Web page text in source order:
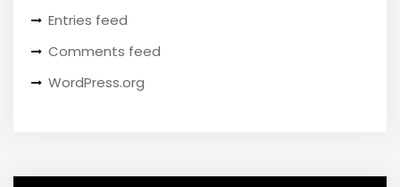
Entries feed
Comments feed
WordPress.org